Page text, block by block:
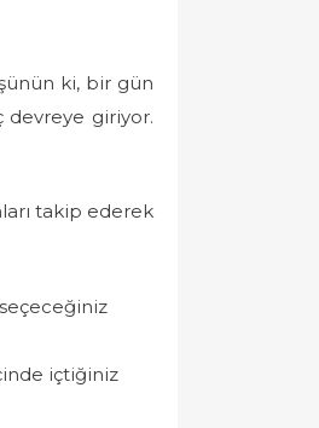
ki, bir gün
devreye giriyor.
takip ederek
içtiğiniz